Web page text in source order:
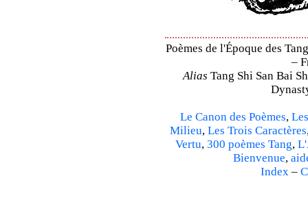
Poèmes de l'Époque des
–
Alias Tang Shi San Bai
Le Canon des Poèmes,
Milieu, Les Trois Caractères
Vertu, 300 poèmes Tang,
Bienvenue,
Index–